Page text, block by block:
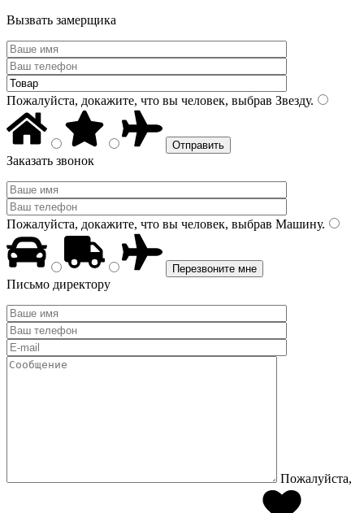
Вызвать замерщика
Пожалуйста, докажите, что вы человек, выбрав Звезду.
Заказать звонок
Пожалуйста, докажите, что вы человек, выбрав Машину.
Письмо директору
Пожалуйста,